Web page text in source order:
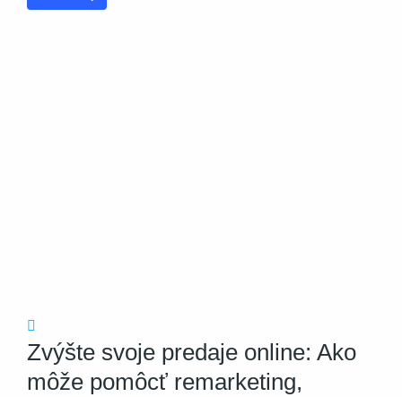
Zvýšte svoje predaje online: Ako
môže pomôcť remarketing,